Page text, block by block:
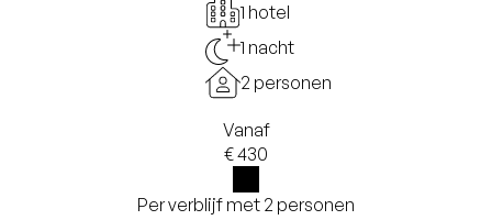
1 hotel
1 nacht
2 personen
Vanaf
€ 430
i
Per verblijf met 2 personen